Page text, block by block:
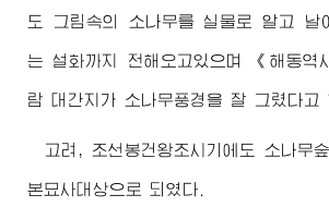
도 그림속의 소나무를 실물로 알고 날
는 설화까지 전해오고있으며 《해동역
람 대간지가 소나무풍경을 잘 그렸다고
고려, 조선봉건왕조시기에도 소나무
본묘사대상으로 되였다.